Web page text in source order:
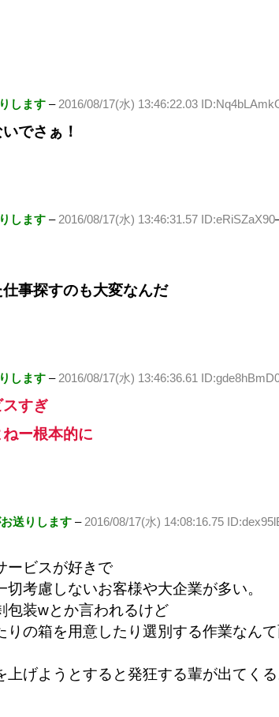
します –2016/08/17(水) 13:46:22.03
でさぁ！
します –2016/08/17(水) 13:46:31.57 ID:eRiSZaX90
事探すのも大変なんだ
します –2016/08/17(水) 13:46:36.61
スすぎ
ー根本的に
送りします –2016/08/17(水) 14:08:16.75
ービスが好きで
切考慮しないお客様や大企業が多い。
包装wとか言われるけど
りの箱を用意したり選別する作業なん
上げようとすると発狂する輩が出てくる